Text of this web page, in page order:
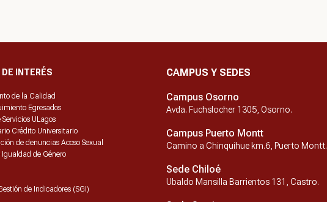
DE INTERÉS
de la Calidad
Egresados
ULagos
Crédito Universitario
de denuncias Acoso Sexual
Igualdad de Género
de Indicadores (SGI)
CAMPUS Y SEDES
Campus Osorno
Avda. Fuchslocher 1305, Osorno.
Campus Puerto Montt
Camino a Chinquihue km.6, Puerto Montt.
Sede Chiloé
Ubaldo Mansilla Barrientos 131, Castro.